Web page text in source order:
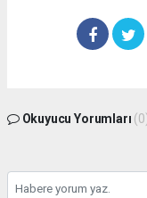
Okuyucu Yorumları